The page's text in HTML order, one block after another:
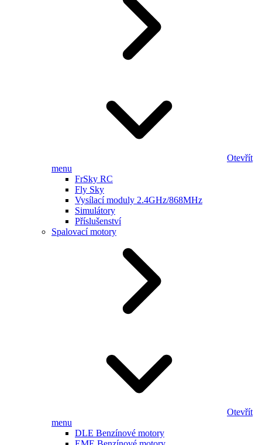
Otevřít
menu
FrSky RC
Fly Sky
Vysílací moduly 2.4GHz/868MHz
Simulátory
Příslušenství
Spalovací motory
Otevřít
menu
DLE Benzínové motory